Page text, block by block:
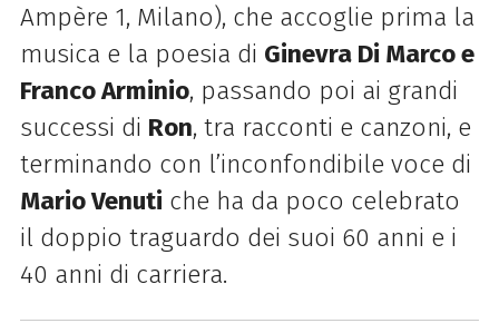
Ampère 1, Milano), che accoglie prima la
musica e la poesia di Ginevra Di Marco e
Franco Arminio, passando poi ai grandi
successi di Ron, tra racconti e canzoni, e
terminando con l’inconfondibile voce di
Mario Venuti che ha da poco celebrato
il doppio traguardo dei suoi 60 anni e i
40 anni di carriera.